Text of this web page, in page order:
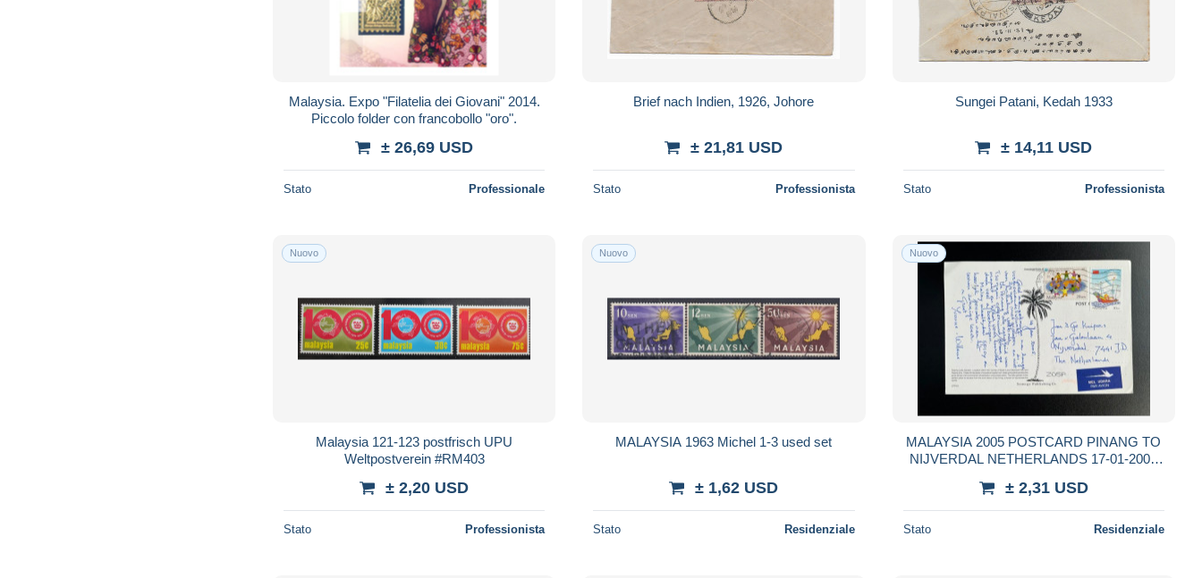
Malaysia. Expo "Filatelia dei Giovani" 2014.
Piccolo folder con francobollo "oro".
± 26,69 USD
Stato Professionale
Brief nach Indien, 1926, Johore
± 21,81 USD
Stato Professionista
Sungei Patani, Kedah 1933
± 14,11 USD
Stato Professionista
Nuovo
Malaysia 121-123 postfrisch UPU
Weltpostverein #RM403
± 2,20 USD
Stato Professionista
Nuovo
MALAYSIA 1963 Michel 1-3 used set
± 1,62 USD
Stato Residenziale
Nuovo
MALAYSIA 2005 POSTCARD PINANG TO
NIJVERDAL NETHERLANDS 17-01-2005
± 2,31 USD
Stato Residenziale